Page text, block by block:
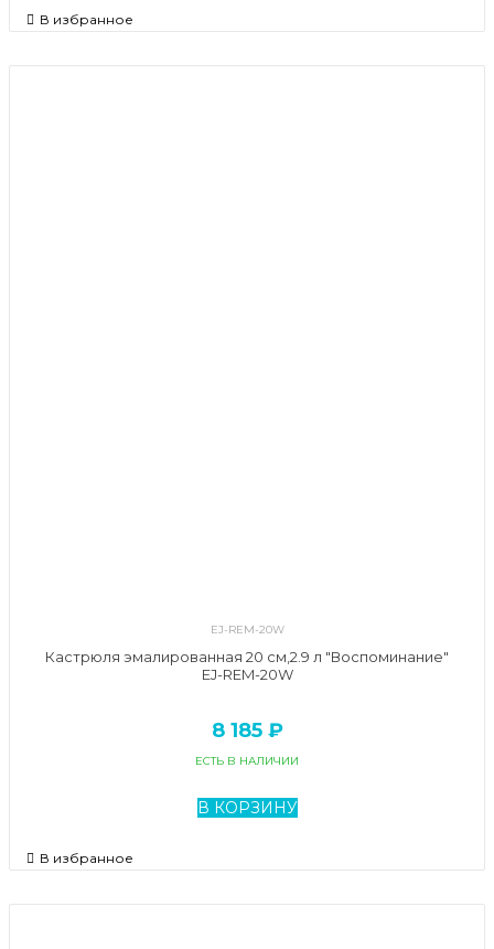
В избранное
EJ-REM-20W
Кастрюля эмалированная 20 см,2.9 л "Воспоминание"
EJ-REM-20W
8 185 ₽
ЕСТЬ В НАЛИЧИИ
В КОРЗИНУ
В избранное